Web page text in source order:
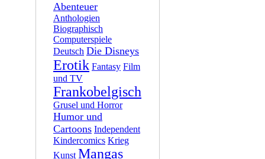
Abenteuer
Anthologien
Biographisch
Computerspiele
Deutsch Die Disneys
Erotik Fantasy Film
und TV
Frankobelgisch
Grusel und Horror
Humor und
Cartoons Independent
Kindercomics Krieg
Kunst Mangas